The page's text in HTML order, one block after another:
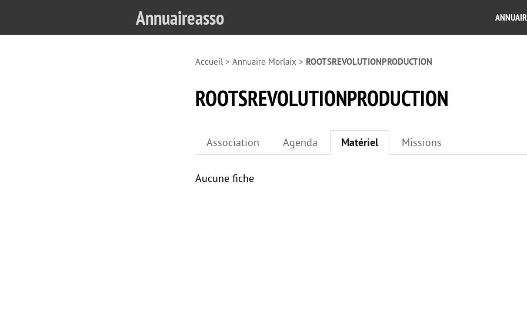
Annuaireasso
Accueil> Annuaire Morlaix > ROOTSREVOLUTIONPRODUCTION
ROOTSREVOLUTIONPRODUCTION
Association Agenda Matériel Missions
Aucune fiche